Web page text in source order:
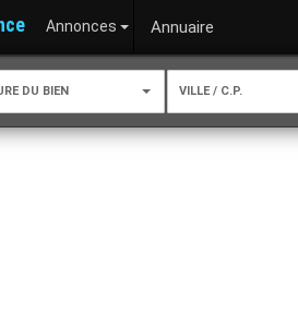
Annonces Annuaire
DU BIEN VILLE / C.P.